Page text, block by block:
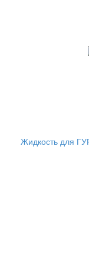
Жидкость для